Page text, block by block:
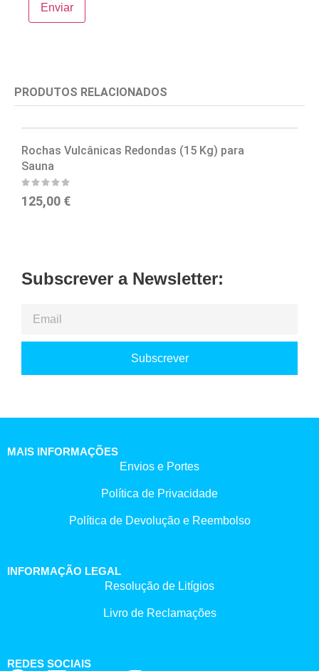
PRODUTOS RELACIONADOS
Rochas Vulcânicas Redondas (15 Kg) para
Sauna
125,00 €
Subscrever a Newsletter:
Subscrever
MAIS INFORMAÇÕES
Envios e Portes
Política de Privacidade
Política de Devolução e Reembolso
INFORMAÇÃO LEGAL
Resolução de Litígios
Livro de Reclamações
REDES SOCIAIS